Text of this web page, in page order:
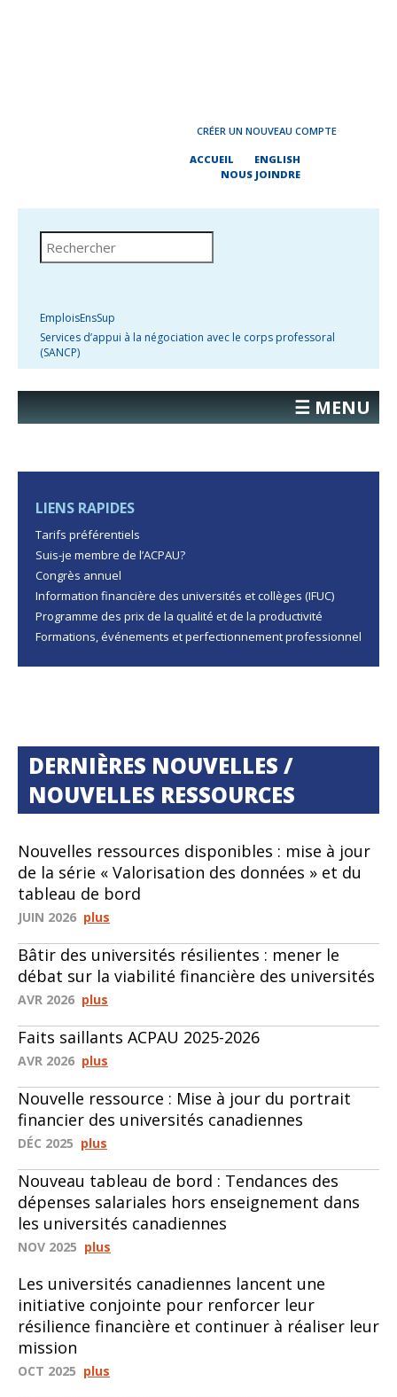
CRÉER UN NOUVEAU COMPTE
ACCUEIL
ENGLISH
NOUS JOINDRE
EmploisEnsSup
Services d’appui à la négociation avec le corps professoral
(SANCP)
☰ MENU
LIENS RAPIDES
Tarifs préférentiels
Suis-je membre de l’ACPAU?
Congrès annuel
Information financière des universités et collèges (IFUC)
Programme des prix de la qualité et de la productivité
Formations, événements et perfectionnement professionnel
DERNIÈRES NOUVELLES /
NOUVELLES RESSOURCES
Nouvelles ressources disponibles : mise à jour
de la série « Valorisation des données » et du
tableau de bord
JUIN 2026 plus
Bâtir des universités résilientes : mener le
débat sur la viabilité financière des universités
AVR 2026 plus
Faits saillants ACPAU 2025-2026
AVR 2026 plus
Nouvelle ressource : Mise à jour du portrait
financier des universités canadiennes
DÉC 2025 plus
Nouveau tableau de bord : Tendances des
dépenses salariales hors enseignement dans
les universités canadiennes
NOV 2025 plus
Les universités canadiennes lancent une
initiative conjointe pour renforcer leur
résilience financière et continuer à réaliser leur
mission
OCT 2025 plus